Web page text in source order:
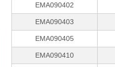
EMA090402
EMA090403
EMA090405
EMA090410